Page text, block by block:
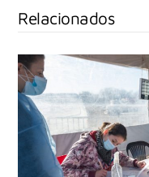
Relacionados